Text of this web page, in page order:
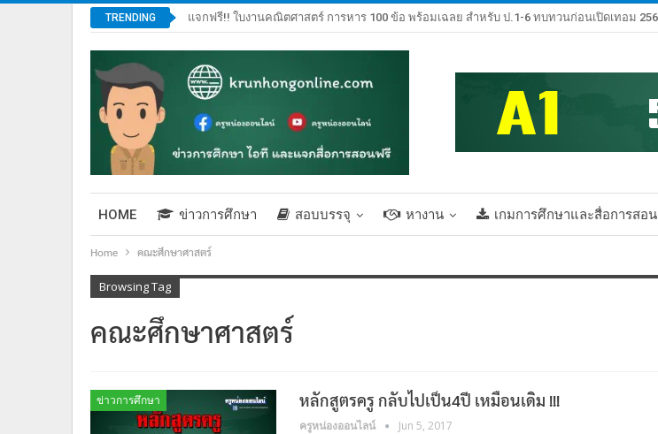
TRENDING แจกฟรี!! ใบงานคณิตศาสตร์ การหาร 100 ข้อ พร้อมเฉลย สำหรับ ป.1-6 ทบทวนก่อนเปิดเทอม
HOME ข่าวการศึกษา สอบบรรจุ หางาน เกมการศึกษาและสื่อการสอน
Home คณะศึกษาศาสตร์
Browsing Tag
คณะศึกษาศาสตร์
ข่าวการศึกษา หลักสูตรครู กลับไปเป็น4ปี เหมือนเดิม !!!
ครูหน่องออนไลน์ Jun 5, 2017